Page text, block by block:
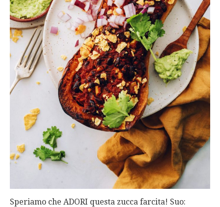
Speriamo che ADORI questa zucca farcita! Suo: